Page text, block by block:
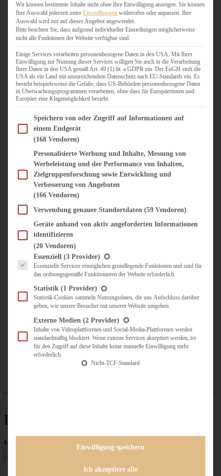
BURGER & SANDWICHES
FIX AUF DEM TISCH
FLEISCH & FISCH
GRILLEN / BARBECUE
HERZHAFTES BACKEN
ONE-POT-GERICHTE
PASTA & NUDELGERICHTE
PIZZA, TARTES & QUICHES
REIS & RISOTTO
SALATE & SNACKS
SUPPENKASPEREIEN
VORSPEISEN
SÜSS & HERZHAFT
BROTAUFSTRICH
DIPS, SAUCEN, CHUTNEYS
KÜCHENGESCHENKE
UNTERWEGS
KULINARISCH UNTERWEGS
ÜBER MICH
ZUSAMMENARBEIT
Rhabarbertarte
Keine Beiträge gefunden
Unternehmen
Wir können bestimmte Inhalte nicht ohne Ihre Einwilligung anzeigen. Sie können
Ihre Auswahl jederzeit unter Einstellungen widerrufen oder anpassen. Ihre
Auswahl wird nur auf dieses Angebot angewendet.
Bitte beachten Sie, dass aufgrund individueller Einstellungen möglicherweise
nicht alle Funktionen der Website verfügbar sind.
Einige Services verarbeiten personenbezogene Daten in den USA. Mit Ihrer
Einwilligung zur Nutzung dieser Services willigen Sie auch in die Verarbeitung
Ihrer Daten in den USA gemäß Art. 49 (1) lit. a GDPR ein. Der EuGH stuft die
USA als ein Land mit unzureichendem Datenschutz nach EU-Standards ein. Es
besteht beispielsweise die Gefahr, dass US-Behörden personenbezogene Daten
in Überwachungsprogrammen verarbeiten, ohne dass für Europäerinnen und
Europäer eine Klagemöglichkeit besteht.
Im Folgenden finden Sie eine Liste der Zwecke des IAB Transparency and Consent
Speichern von oder Zugriff auf Informationen auf
einem Endgerät
(168 Vendoren)
Personalisierte Werbung und Inhalte, Messung von
Werbeleistung und der Performance von Inhalten,
Zielgruppenforschung sowie Entwicklung und
Verbesserung von Angeboten
(166 Vendoren)
Verwendung genauer Standortdaten (59 Vendoren)
Geräte anhand von aktiv angeforderten Informationen
identifizieren
(20 Vendoren)
Es folgt eine Liste der Service-Gruppen, für die eine Einwilligung erteilt werden
Essenziell (3 Provider)
Essenzielle Services ermöglichen grundlegende Funktionen und sind für
das ordnungsgemäße Funktionieren der Website erforderlich.
Statistik (1 Provider)
Statistik-Cookies sammeln Nutzungsdaten, die uns Aufschluss darüber
geben, wie unsere Besucher mit unserer Website umgehen.
Externe Medien (2 Provider)
Inhalte von Videoplattformen und Social-Media-Plattformen werden
standardmäßig blockiert. Wenn externe Services akzeptiert werden, ist
für den Zugriff auf diese Inhalte keine manuelle Einwilligung mehr
erforderlich.
Nicht-TCF-Standard
Einwilligung speichern
Ich akzeptiere alle